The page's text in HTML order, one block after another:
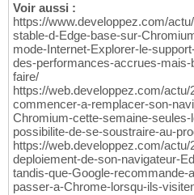
Voir aussi :
https://www.developpez.com/
stable-d-Edge-base-sur-
mode-Internet-Explorer-le-
des-performances-accrues-
faire/
https://web.developpez.com/
commencer-a-remplacer-son-
Chromium-cette-semaine-
possibilite-de-se-soustraire-au-
https://web.developpez.com/
deploiement-de-son-navigateur-
tandis-que-Google-recommande-
passer-a-Chrome-lorsqu-ils-